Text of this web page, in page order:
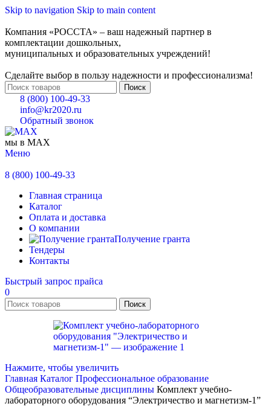
Skip to navigation Skip to main content
Компания «РОССТА» – ваш надежный партнер в
комплектации дошкольных,
муниципальных и образовательных учреждений!
Сделайте выбор в пользу надежности и профессионализма!
Поиск
8 (800) 100-49-33
info@kr2020.ru
Обратный звонок
мы в MAX
Меню
8 (800) 100-49-33
Главная страница
Каталог
Оплата и доставка
О компании
Получение гранта
Тендеры
Контакты
Быстрый запрос прайса
0
Поиск
Нажмите, чтобы увеличить
Главная Каталог Профессиональное образование
Общеобразовательные дисциплины Комплект учебно-
лабораторного оборудования “Электричество и магнетизм-1”